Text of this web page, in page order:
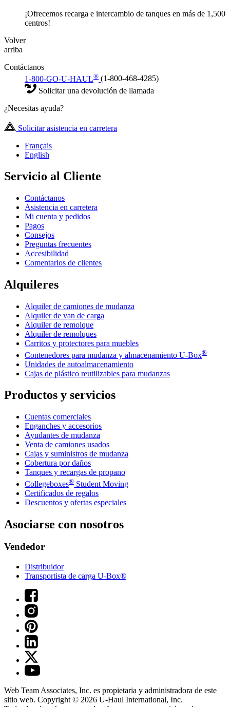
¡Ofrecemos recarga e intercambio de tanques en más de 1,500
centros!
Volver
arriba
Contáctanos
1-800-GO-U-HAUL® (1-800-468-4285)
Solicitar una devolución de llamada
¿Necesitas ayuda?
Solicitar asistencia en carretera
Français
English
Servicio al Cliente
Contáctanos
Asistencia en carretera
Mi cuenta y pedidos
Pagos
Consejos
Preguntas frecuentes
Accesibilidad
Comentarios de clientes
Alquileres
Alquiler de camiones de mudanza
Alquiler de van de carga
Alquiler de remolque
Alquiler de remolques
Carritos y protectores para muebles
Contenedores para mudanza y almacenamiento U-Box®
Unidades de autoalmacenamiento
Cajas de plástico reutilizables para mudanzas
Productos y servicios
Cuentas comerciales
Enganches y accesorios
Ayudantes de mudanza
Venta de camiones usados
Cajas y suministros de mudanza
Cobertura por daños
Tanques y recargas de propano
Collegeboxes® Student Moving
Certificados de regalos
Descuentos y ofertas especiales
Asociarse con nosotros
Vendedor
Distribuidor
Transportista de carga U-Box®
Web Team Associates, Inc. es propietaria y administradora de este
sitio web. Copyright © 2026 U-Haul International, Inc.